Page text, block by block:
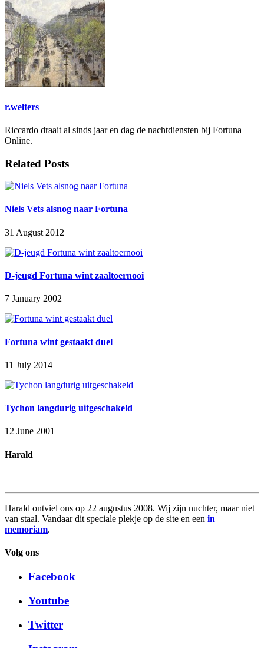
r.welters
Riccardo draait al sinds jaar en dag de nachtdiensten bij Fortuna
Online.
Related Posts
Niels Vets alsnog naar Fortuna
31 August 2012
D-jeugd Fortuna wint zaaltoernooi
7 January 2002
Fortuna wint gestaakt duel
11 July 2014
Tychon langdurig uitgeschakeld
12 June 2001
Harald
Harald ontviel ons op 22 augustus 2008. Wij zijn nuchter, maar niet
van staal. Vandaar dit speciale plekje op de site en een in
memoriam.
Volg ons
Facebook
Youtube
Twitter